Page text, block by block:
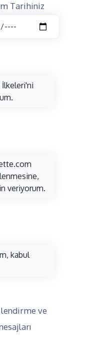
Tarihiniz
İlkeleri'ni
veriyorum.
kabul
ve